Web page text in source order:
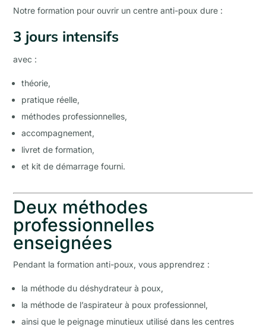
Notre formation pour ouvrir un centre anti-poux dure :
3 jours intensifs
avec :
théorie,
pratique réelle,
méthodes professionnelles,
accompagnement,
livret de formation,
et kit de démarrage fourni.
Deux méthodes
professionnelles
enseignées
Pendant la formation anti-poux, vous apprendrez :
la méthode du déshydrateur à poux,
la méthode de l’aspirateur à poux professionnel,
ainsi que le peignage minutieux utilisé dans les centres